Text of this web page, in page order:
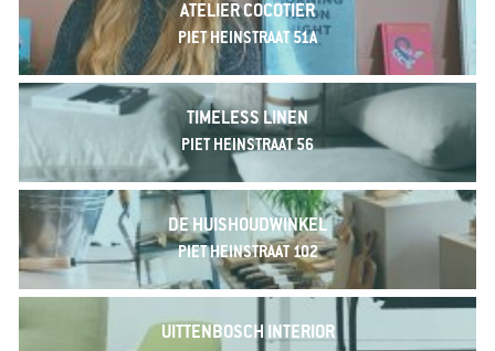
ATELIER COCOTIER
PIET HEINSTRAAT 51A
TIMELESS LINEN
PIET HEINSTRAAT 56
DE HUISHOUDWINKEL
PIET HEINSTRAAT 102
UITTENBOSCH INTERIOR